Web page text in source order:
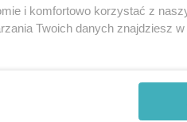
Dorota Chrulska,
Karolina Nestorowicz
i komfortowo korzystać z
Twoich danych znajdziesz w